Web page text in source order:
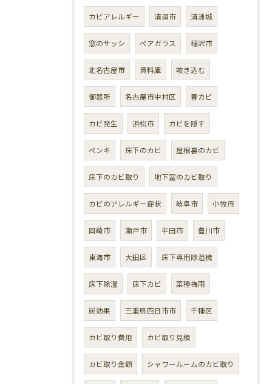
カビアレルギー 清須市 清洲城
窓のサッシ ペアガラス 稲沢市
北名古屋市 資料庫 咳き込む
御器所 名古屋市中村区 春カビ
カビ発生 浜松市 カビを隠す
ペンキ 床下のカビ 屋根裏のカビ
床下のカビ取り 地下室のカビ取り
カビのアレルギー症状 岐阜市 小牧市
岡崎市 瀬戸市 半田市 豊川市
東海市 大田区 床下専用除湿機
床下除湿 床下カビ 菜種梅雨
炭効果 三重県四日市市 千種区
カビ取り費用 カビ取り見積
カビ取り金額 シャワールームのカビ取り